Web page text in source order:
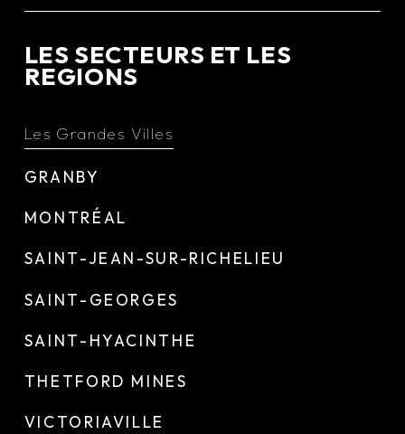
LES SECTEURS ET LES
REGIONS
Les Grandes Villes
GRANBY
MONTRÉAL
SAINT-JEAN-SUR-RICHELIEU
SAINT-GEORGES
SAINT-HYACINTHE
THETFORD MINES
VICTORIAVILLE